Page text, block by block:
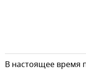
В настоящее время